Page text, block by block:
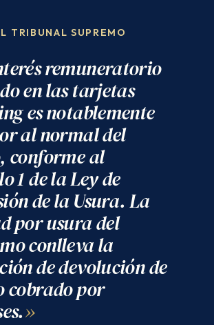
TRIBUNAL SUPREMO
remuneratorio
en las tarjetas
es notablemente
al normal del
conforme al
1 de la Ley de
de la Usura. La
por usura del
conlleva la
de devolución de
cobrado por